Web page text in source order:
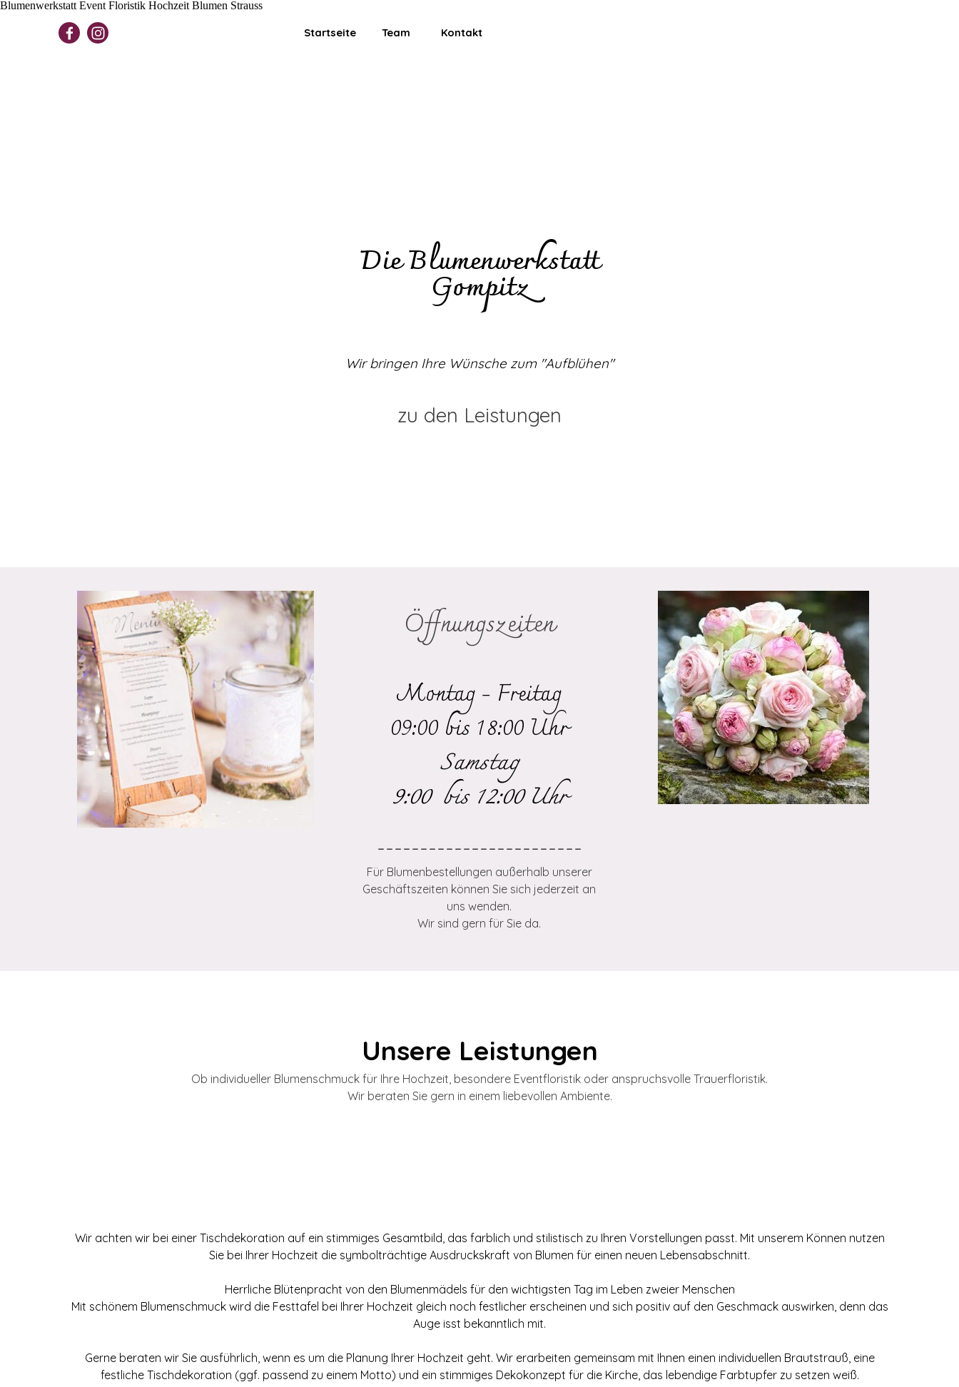
Blumenwerkstatt Event Floristik Hochzeit Blumen Strauss
Menü überspringen
Startseite Team Kontakt
Die Blumenwerkstatt
Gompitz
Wir bringen Ihre Wünsche zum "Aufblühen"
zu den Leistungen
Öffnungszeiten
Montag - Freitag
09:00 bis 18:00 Uhr
Samstag
9:00 bis 12:00 Uhr
------------------------
Für Blumenbestellungen außerhalb unserer
Geschäftszeiten können Sie sich jederzeit an
uns wenden.
Wir sind gern für Sie da.
Unsere Leistungen
Ob individueller Blumenschmuck für Ihre Hochzeit, besondere Eventfloristik oder anspruchsvolle Trauerfloristik.
Wir beraten Sie gern in einem liebevollen Ambiente.
Wir achten wir bei einer Tischdekoration auf ein stimmiges Gesamtbild, das farblich und stilistisch zu Ihren Vorstellungen passt. Mit unserem Können nutzen
Sie bei Ihrer Hochzeit die symbolträchtige Ausdruckskraft von Blumen für einen neuen Lebensabschnitt.
Herrliche Blütenpracht von den Blumenmädels für den wichtigsten Tag im Leben zweier Menschen
Mit schönem Blumenschmuck wird die Festtafel bei Ihrer Hochzeit gleich noch festlicher erscheinen und sich positiv auf den Geschmack auswirken, denn das
Auge isst bekanntlich mit.
Gerne beraten wir Sie ausführlich, wenn es um die Planung Ihrer Hochzeit geht. Wir erarbeiten gemeinsam mit Ihnen einen individuellen Brautstrauß, eine
festliche Tischdekoration (ggf. passend zu einem Motto) und ein stimmiges Dekokonzept für die Kirche, das lebendige Farbtupfer zu setzen weiß.